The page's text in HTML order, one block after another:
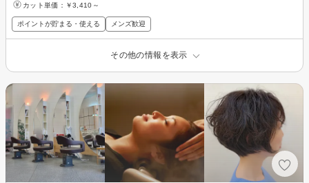
カット単価： ￥3,410～
ポイントが貯まる・使える メンズ歓迎
その他の情報を表示